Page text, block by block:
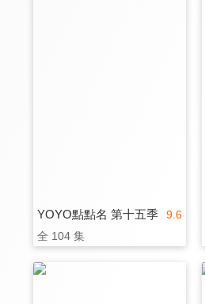
9.6
YOYO點點名 第十五季
全 104 集